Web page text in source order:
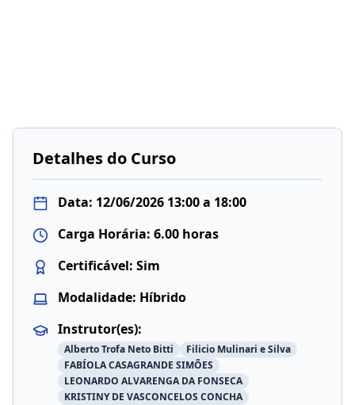
Detalhes do Curso
Data: 12/06/2026 13:00 a 18:00
Carga Horária: 6.00 horas
Certificável: Sim
Modalidade: Híbrido
Instrutor(es):
Alberto Trofa Neto Bitti
Filicio Mulinari e Silva
FABÍOLA CASAGRANDE SIMÕES
LEONARDO ALVARENGA DA FONSECA
KRISTINY DE VASCONCELOS CONCHA